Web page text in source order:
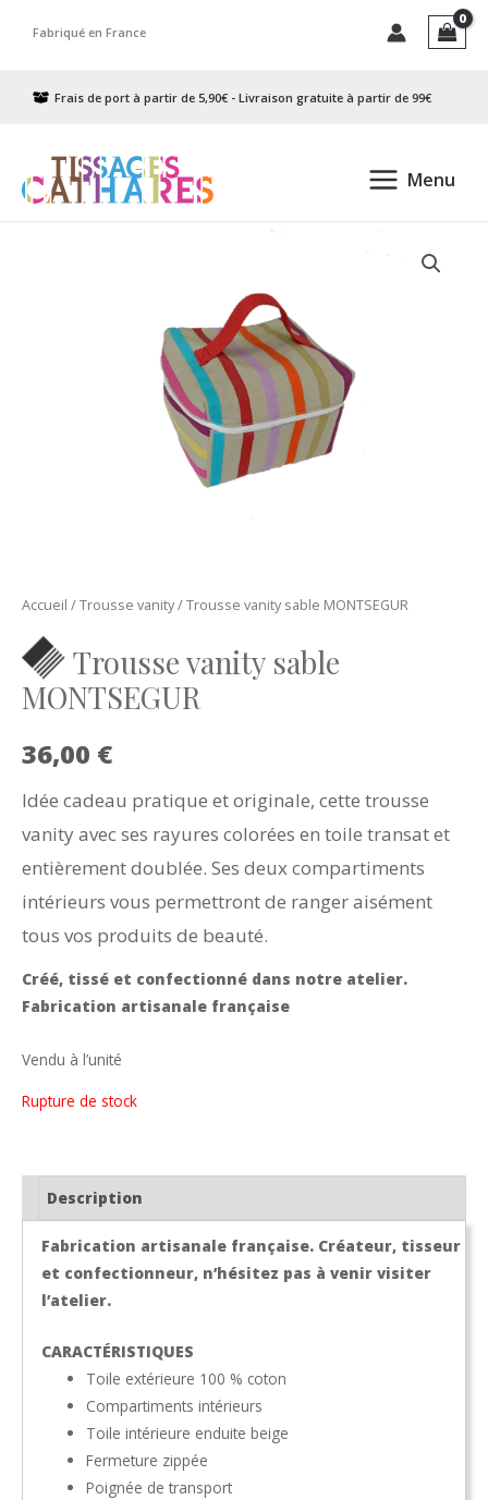
Fabriqué en France
Frais de port à partir de 5,90€ - Livraison gratuite à partir de 99€
Menu
Accueil /Trousse vanity/ Trousse vanity sable MONTSEGUR
Trousse vanity sable
MONTSEGUR
36,00 €
Idée cadeau pratique et originale, cette trousse
vanity avec ses rayures colorées en toile transat et
entièrement doublée. Ses deux compartiments
intérieurs vous permettront de ranger aisément
tous vos produits de beauté.
Créé, tissé et confectionné dans notre atelier.
Fabrication artisanale française
Vendu à l’unité
Rupture de stock
Description
Fabrication artisanale française. Créateur, tisseur
et confectionneur, n’hésitez pas à venir visiter
l’atelier.
CARACTÉRISTIQUES
Toile extérieure 100 % coton
Compartiments intérieurs
Toile intérieure enduite beige
Fermeture zippée
Poignée de transport